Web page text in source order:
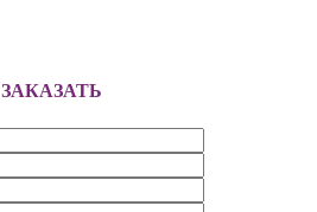
ЗАКАЗАТЬ